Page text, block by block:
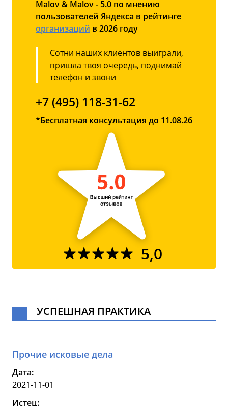
Malov & Malov - 5.0 по мнению
пользователей Яндекса в рейтинге
организаций в 2026 году
Сотни наших клиентов выиграли,
пришла твоя очередь, поднимай
телефон и звони
+7 (495) 118-31-62
*Бесплатная консультация до 11.08.26
5,0
УСПЕШНАЯ ПРАКТИКА
Прочие исковые дела
Дата:
2021-11-01
Истец: